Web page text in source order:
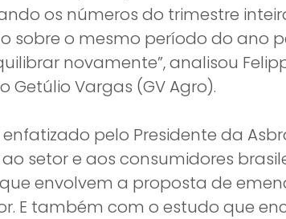
os números do trimestre
sobre o mesmo período do ano
novamente”, analisou
Vargas (GV Agro).
pelo Presidente da
setor e aos consumidores
envolvem a proposta de
E também com o estudo que